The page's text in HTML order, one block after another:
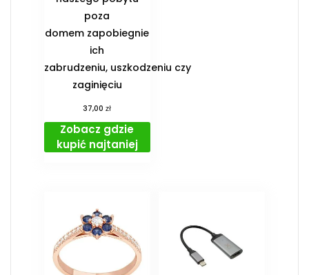
poza
domem zapobiegnie
ich
zabrudzeniu, uszkodzeniu czy
zaginięciu
37,00zł
Zobacz gdzie
kupić najtaniej